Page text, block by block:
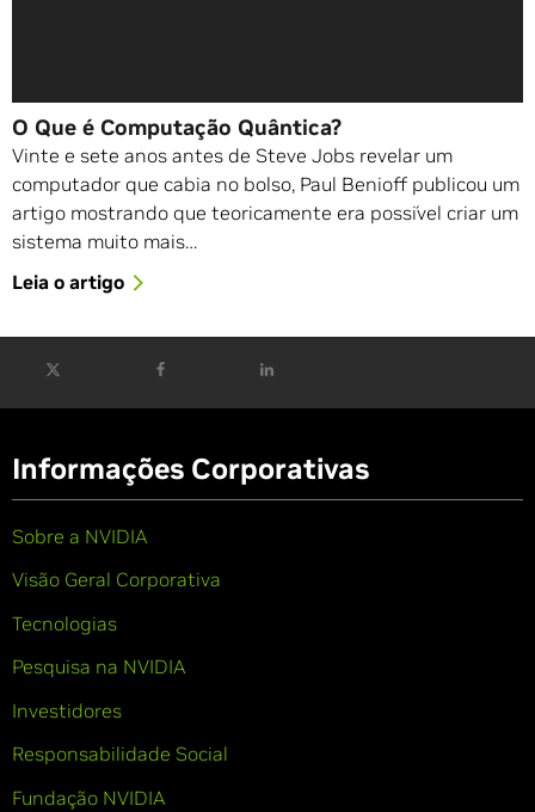
O Que é Computação Quântica?
Vinte e sete anos antes de Steve Jobs revelar um
computador que cabia no bolso, Paul Benioff publicou um
artigo mostrando que teoricamente era possível criar um
sistema muito mais…
Leia o artigo
Informações Corporativas
Sobre a NVIDIA
Visão Geral Corporativa
Tecnologias
Pesquisa na NVIDIA
Investidores
Responsabilidade Social
Fundação NVIDIA